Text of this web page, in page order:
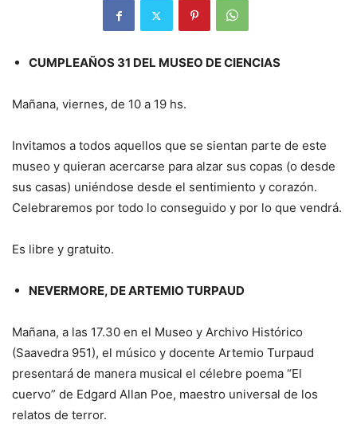
CUMPLEAÑOS 31 DEL MUSEO DE CIENCIAS
Mañana, viernes, de 10 a 19 hs.
Invitamos a todos aquellos que se sientan parte de este
museo y quieran acercarse para alzar sus copas (o desde
sus casas) uniéndose desde el sentimiento y corazón.
Celebraremos por todo lo conseguido y por lo que vendrá.
Es libre y gratuito.
NEVERMORE, DE ARTEMIO TURPAUD
Mañana, a las 17.30 en el Museo y Archivo Histórico
(Saavedra 951), el músico y docente Artemio Turpaud
presentará de manera musical el célebre poema “El
cuervo” de Edgard Allan Poe, maestro universal de los
relatos de terror.